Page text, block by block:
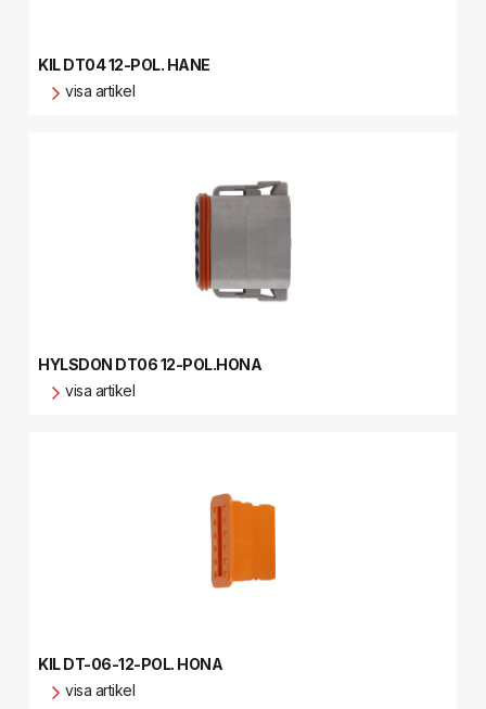
KIL DT04 12-POL. HANE
visa artikel
HYLSDON DT06 12-POL.HONA
visa artikel
KIL DT-06-12-POL. HONA
visa artikel